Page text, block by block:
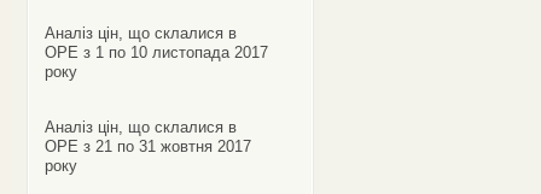
Аналіз цін, що склалися в
ОРЕ з 1 по 10 листопада 2017
року
Аналіз цін, що склалися в
ОРЕ з 21 по 31 жовтня 2017
року